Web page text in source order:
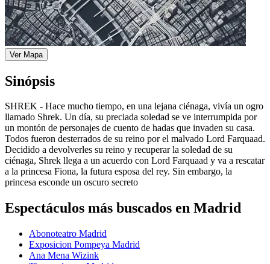
Ver Mapa
Sinópsis
SHREK - Hace mucho tiempo, en una lejana ciénaga, vivía un ogro
llamado Shrek. Un día, su preciada soledad se ve interrumpida por
un montón de personajes de cuento de hadas que invaden su casa.
Todos fueron desterrados de su reino por el malvado Lord Farquaad.
Decidido a devolverles su reino y recuperar la soledad de su
ciénaga, Shrek llega a un acuerdo con Lord Farquaad y va a rescatar
a la princesa Fiona, la futura esposa del rey. Sin embargo, la
princesa esconde un oscuro secreto
Espectáculos más buscados en Madrid
Abonoteatro Madrid
Exposicion Pompeya Madrid
Ana Mena Wizink